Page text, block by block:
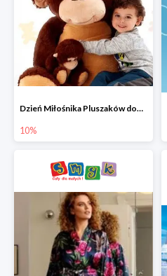
Dzień Miłośnika Pluszaków dodatkowy rabat -10%
10%